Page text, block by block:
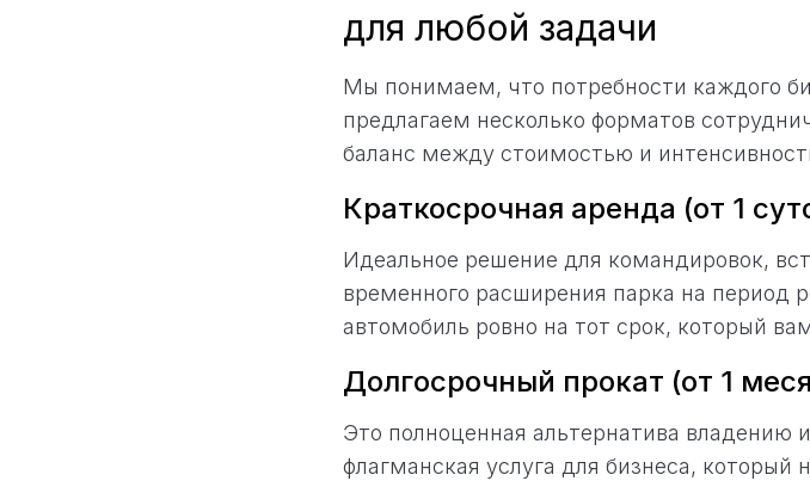
для любой задачи
Мы понимаем, что потребности каждого
предлагаем несколько форматов
баланс между стоимостью и
Краткосрочная аренда (от 1
Идеальное решение для командировок,
временного расширения парка на период
автомобиль ровно на тот срок, который
Долгосрочный прокат (от 1
Это полноценная альтернатива владению
флагманская услуга для бизнеса,